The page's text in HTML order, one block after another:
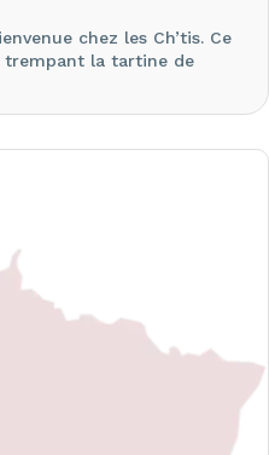
chez les Ch’tis. Ce
trempant la tartine de